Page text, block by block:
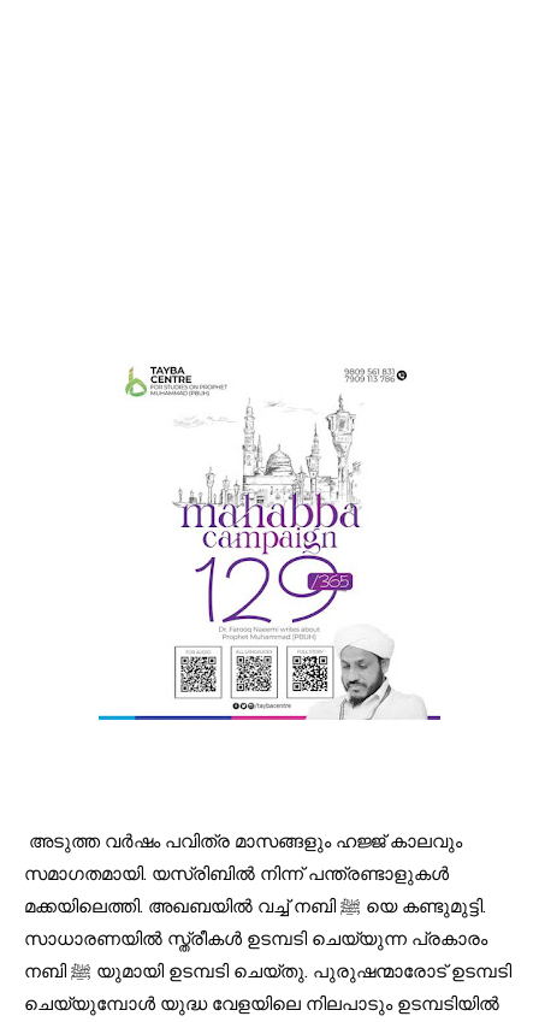
അടുത്ത വർഷം പവിത്ര മാസങ്ങളും ഹജ്ജ് കാലവും
സമാഗതമായി. യസ്‌രിബിൽ നിന്ന് പന്ത്രണ്ടാളുകൾ
മക്കയിലെത്തി. അഖബയിൽ വച്ച് നബി ﷺ യെ കണ്ടുമുട്ടി.
സാധാരണയിൽ സ്ത്രീകൾ ഉടമ്പടി ചെയ്യുന്ന പ്രകാരം
നബി ﷺ യുമായി ഉടമ്പടി ചെയ്തു. പുരുഷന്മാരോട് ഉടമ്പടി
ചെയ്യുമ്പോൾ യുദ്ധ വേളയിലെ നിലപാടും ഉടമ്പടിയിൽ